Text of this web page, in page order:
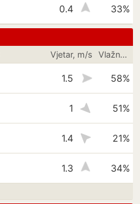
0.4 33%
Vjetar, m/s Vlažnost
1.5 58%
1 51%
1.4 21%
1.3 34%